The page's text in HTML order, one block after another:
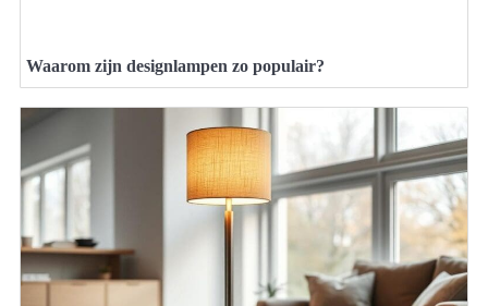
Waarom zijn designlampen zo populair?